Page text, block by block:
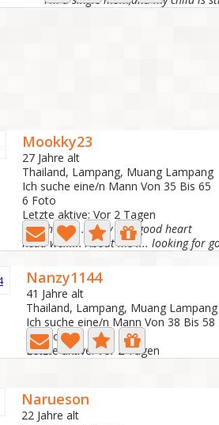
Mookky23
27 Jahre alt
Thailand, Lampang, Muang Lampang
Ich suche eine/n Mann Von 35 Bis 65
6 Foto
Letzte aktive: Vor 2 Tagen
New here ....lovely and good heart
Nanzy1144
41 Jahre alt
Thailand, Lampang, Muang Lampang
Ich suche eine/n Mann Von 38 Bis 58
2 Foto
Letzte aktive: Vor 2 Tagen
Narueson
22 Jahre alt